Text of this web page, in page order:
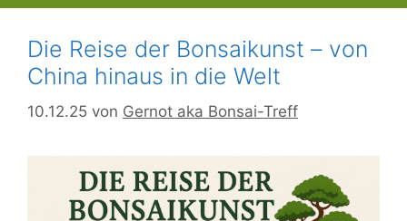
Die Reise der Bonsaikunst – von
China hinaus in die Welt
10.12.25 von Gernot aka Bonsai-Treff